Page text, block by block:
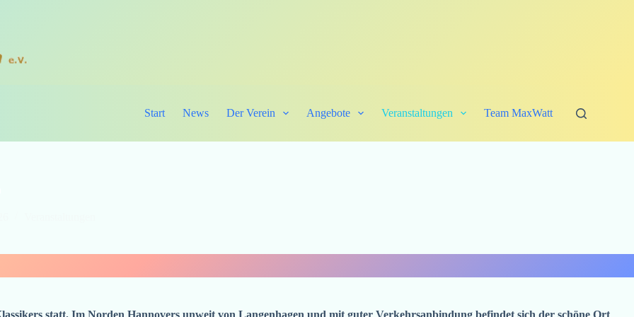
Start News Der Verein Angebote Veranstaltungen Team MaxWatt